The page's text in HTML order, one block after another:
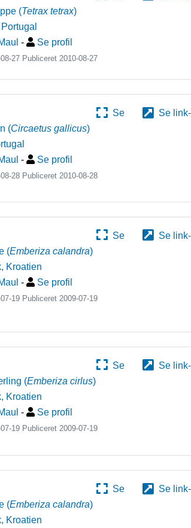
(Tetrax tetrax)
Portugal
- Se profil
08-27 Publiceret2010-08-27
Se
Se
(Circaetus gallicus)
- Se profil
08-28 Publiceret2010-08-28
Se
Se
(Emberiza calandra)
, Kroatien
- Se profil
19 Publiceret 2009-07-19
Se
Se
(Emberiza cirlus)
, Kroatien
- Se profil
19 Publiceret 2009-07-19
Se
Se
(Emberiza calandra)
, Kroatien